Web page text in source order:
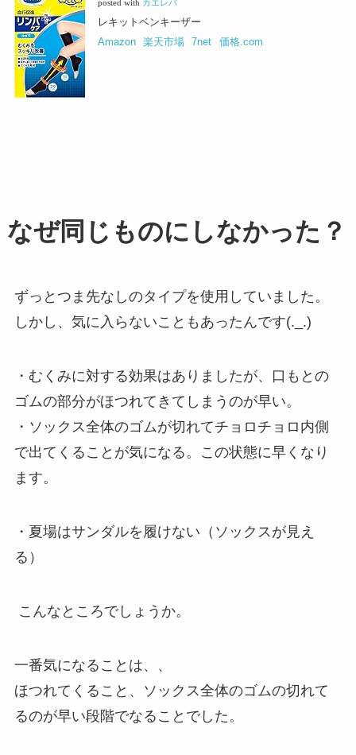
posted with カエレバ
レキットベンキーザー
Amazon
楽天市場 7net 価格.com
なぜ同じものにしなかった？
ずっとつま先なしのタイプを使用していました。
しかし、気に入らないこともあったんです(._.)
・むくみに対する効果はありましたが、口もとの
ゴムの部分がほつれてきてしまうのが早い。
・ソックス全体のゴムが切れてチョロチョロ内側
で出てくることが気になる。この状態に早くなり
ます。
・夏場はサンダルを履けない（ソックスが見え
る）
こんなところでしょうか。
一番気になることは、、
ほつれてくること、ソックス全体のゴムの切れて
るのが早い段階でなることでした。